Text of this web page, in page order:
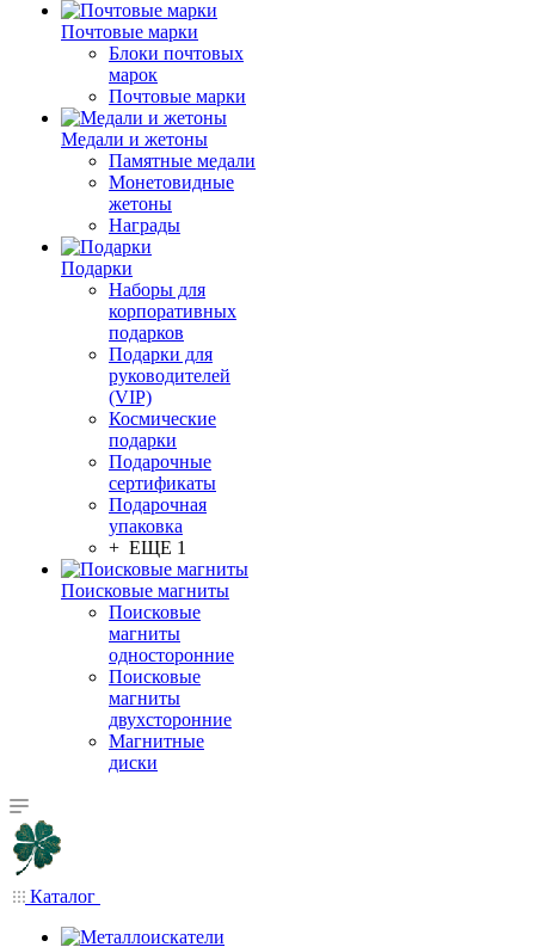
Почтовые марки
Блоки почтовых
марок
Почтовые марки
Медали и жетоны
Памятные медали
Монетовидные
жетоны
Награды
Подарки
Наборы для
корпоративных
подарков
Подарки для
руководителей
(VIP)
Космические
подарки
Подарочные
сертификаты
Подарочная
упаковка
+ ЕЩЕ 1
Поисковые магниты
Поисковые
магниты
односторонние
Поисковые
магниты
двухсторонние
Магнитные
диски
Каталог